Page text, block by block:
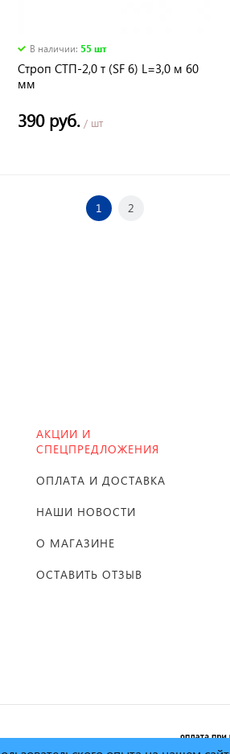
В наличии: 55 шт
Строп СТП-2,0 т (SF 6) L=3,0 м 60
мм
390 руб./ шт
1 2
АКЦИИ И
СПЕЦПРЕДЛОЖЕНИЯ
ОПЛАТА И ДОСТАВКА
НАШИ НОВОСТИ
О МАГАЗИНЕ
ОСТАВИТЬ ОТЗЫВ